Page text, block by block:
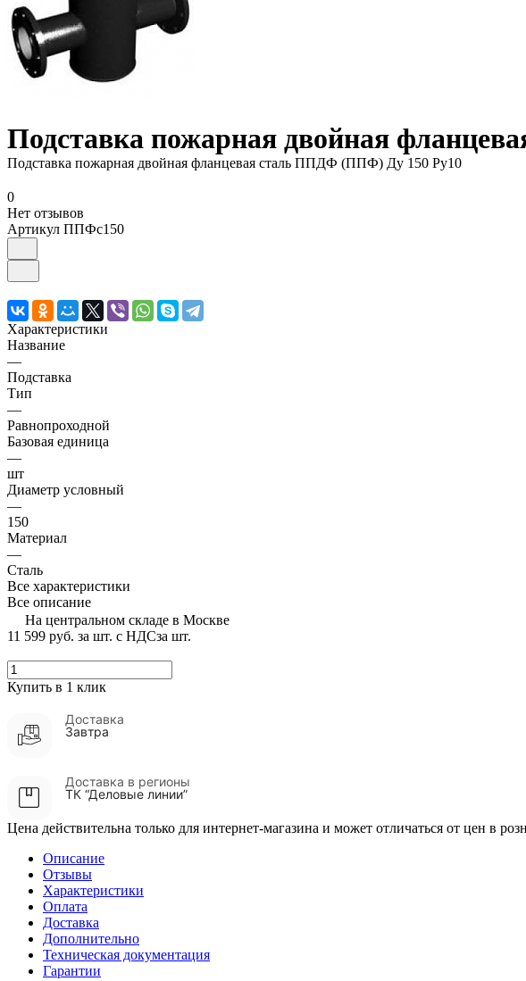
Подставка пожарная двойная
Подставка пожарная двойная фланцевая сталь ППДФ (ППФ) Ду 150 Ру10
0
Нет отзывов
Артикул ППФс150
Характеристики
Название
—
Подставка
Тип
—
Равнопроходной
Базовая единица
—
шт
Диаметр условный
—
150
Материал
—
Сталь
Все характеристики
Все описание
На центральном складе в Москве
11 599 руб. за шт. с НДСза шт.
Купить в 1 клик
Доставка
Завтра
Доставка в регионы
ТК “Деловые линии”
Цена действительна только для интернет-магазина и может отличаться от цен в
Описание
Отзывы
Характеристики
Оплата
Доставка
Дополнительно
Техническая документация
Гарантии